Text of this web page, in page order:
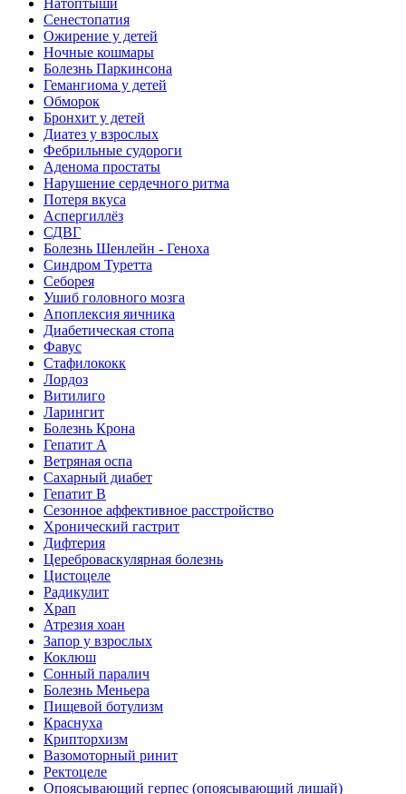
Натоптыши
Сенестопатия
Ожирение у детей
Ночные кошмары
Болезнь Паркинсона
Гемангиома у детей
Обморок
Бронхит у детей
Диатез у взрослых
Фебрильные судороги
Аденома простаты
Нарушение сердечного ритма
Потеря вкуса
Аспергиллёз
СДВГ
Болезнь Шенлейн - Геноха
Синдром Туретта
Себорея
Ушиб головного мозга
Апоплексия яичника
Диабетическая стопа
Фавус
Стафилококк
Лордоз
Витилиго
Ларингит
Болезнь Крона
Гепатит A
Ветряная оспа
Сахарный диабет
Гепатит B
Сезонное аффективное расстройство
Хронический гастрит
Дифтерия
Цереброваскулярная болезнь
Цистоцеле
Радикулит
Храп
Атрезия хоан
Запор у взрослых
Коклюш
Сонный паралич
Болезнь Меньера
Пищевой ботулизм
Краснуха
Крипторхизм
Вазомоторный ринит
Ректоцеле
Опоясывающий герпес (опоясывающий лишай)